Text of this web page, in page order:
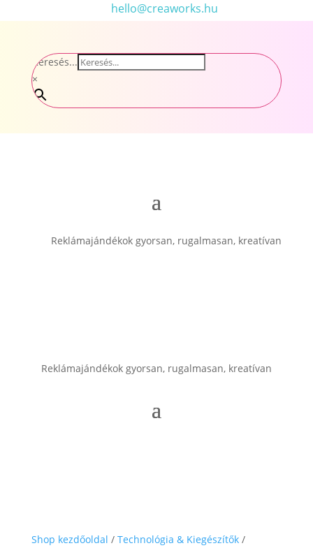
hello@creaworks.hu
Keresés...
×
Reklámajándékok gyorsan, rugalmasan, kreatívan
Reklámajándékok gyorsan, rugalmasan, kreatívan
Shop kezdőoldal / Technológia & Kiegészítők/